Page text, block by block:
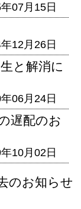
07月15日
12月26日
と解消に
06月24日
遅配のお
10月02日
のお知らせ